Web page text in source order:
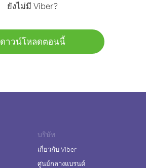
ยังไม่มี Viber?
ดาวน์โหลดตอนนี้
บริษัท
เกี่ยวกับ Viber
ศูนย์กลางแบรนด์